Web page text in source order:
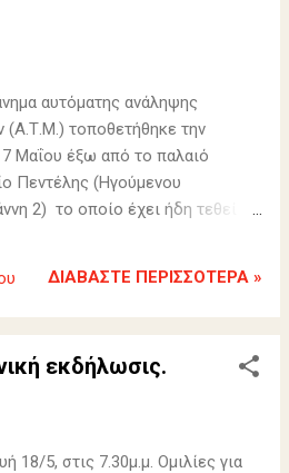
αυτόματης ανάληψης
(Α.Τ.Μ.) τοποθετήθηκε την
Μαΐου έξω από το παλαιό
Πεντέλης (Ηγούμενου
2) το οποίο έχει ήδη τεθεί σε
άγνωστοι δράστες..
ΔΙΑΒΆΣΤΕ ΠΕΡΙΣΣΌΤΕΡΑ »
εκδήλωσις.
18/5, στις 7.30μ.μ. Ομιλίες για